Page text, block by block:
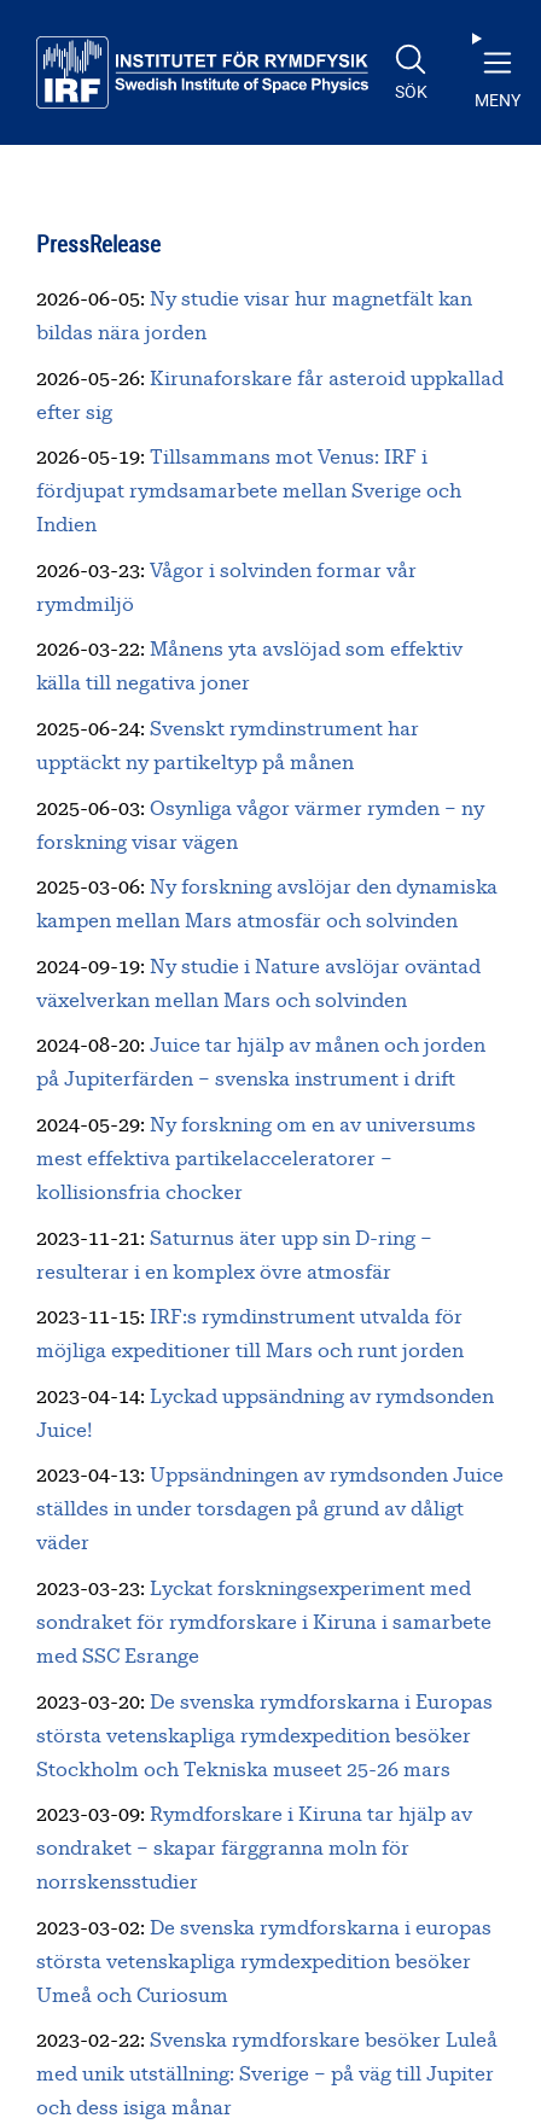
SÖK MENY
PressRelease
2026-06-05: Ny studie visar hur magnetfält kan
bildas nära jorden
2026-05-26: Kirunaforskare får asteroid uppkallad
efter sig
2026-05-19: Tillsammans mot Venus: IRF i
fördjupat rymdsamarbete mellan Sverige och
Indien
2026-03-23: Vågor i solvinden formar vår
rymdmiljö
2026-03-22: Månens yta avslöjad som effektiv
källa till negativa joner
2025-06-24: Svenskt rymdinstrument har
upptäckt ny partikeltyp på månen
2025-06-03: Osynliga vågor värmer rymden – ny
forskning visar vägen
2025-03-06: Ny forskning avslöjar den dynamiska
kampen mellan Mars atmosfär och solvinden
2024-09-19: Ny studie i Nature avslöjar oväntad
växelverkan mellan Mars och solvinden
2024-08-20: Juice tar hjälp av månen och jorden
på Jupiterfärden – svenska instrument i drift
2024-05-29: Ny forskning om en av universums
mest effektiva partikelacceleratorer –
kollisionsfria chocker
2023-11-21 : Saturnus äter upp sin D-ring –
resulterar i en komplex övre atmosfär
2023-11-15:
IRF:s rymdinstrument utvalda för
möjliga expeditioner till Mars och runt jorden
2023-04-14:
Lyckad uppsändning av rymdsonden
Juice!
2023-04-13: Uppsändningen av rymdsonden Juice
ställdes in under torsdagen på grund av dåligt
väder
2023-03-23:
Lyckat forskningsexperiment med
sondraket för rymdforskare i Kiruna i samarbete
med SSC Esrange
2023-03-20: De svenska rymdforskarna i Europas
största vetenskapliga rymdexpedition besöker
Stockholm och Tekniska museet 25-26 mars
2023-03-09: Rymdforskare i Kiruna tar hjälp av
sondraket – skapar färggranna moln för
norrskensstudier
2023-03-02:
De svenska rymdforskarna i europas
största vetenskapliga rymdexpedition besöker
Umeå och Curiosum
2023-02-22: Svenska rymdforskare besöker Luleå
med unik utställning: Sverige – på väg till Jupiter
och dess isiga månar